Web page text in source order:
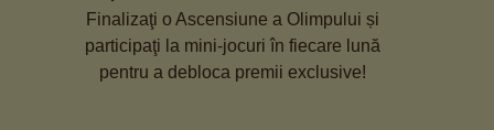
Finalizaţi o Ascensiune a Olimpului și
participaţi la mini-jocuri în fiecare lună
pentru a debloca premii exclusive!